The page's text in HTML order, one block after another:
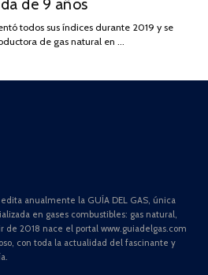
2025
de 9 años
todos sus índices durante 2019 y se
de gas natural en …
anualmente la GUÍA DEL GAS, única
en gases combustibles: gas natural,
de 2018 nace el portal www.guiadelgas.com
con toda la actualidad del fascinante y